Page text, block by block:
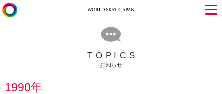
TOPICS
お知らせ
1990年